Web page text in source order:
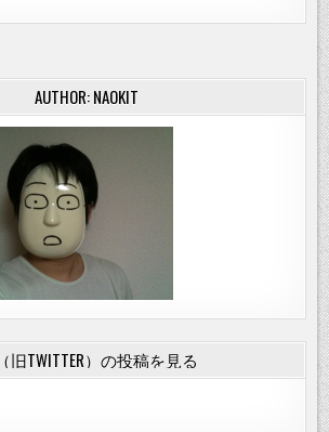
AUTHOR: NAOKIT
旧TWITTER）の投稿を見る